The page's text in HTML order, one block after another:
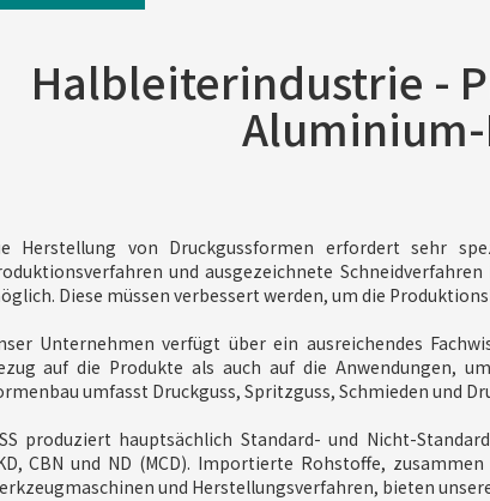
Halbleiterindustrie -
Herstellung von Druckgussformen erfordert sehr
und ausgezeichnete
Diese müssen verbessert werden, um die
Unternehmen verfügt über ein ausreichendes
auf die Produkte als auch auf die Anwendungen,
umfasst Druckguss, Spritzguss, Schmieden und
produziert hauptsächlich Standard- und Nicht-
CBN und ND (MCD). Importierte Rohstoffe,
und Herstellungsverfahren, bieten